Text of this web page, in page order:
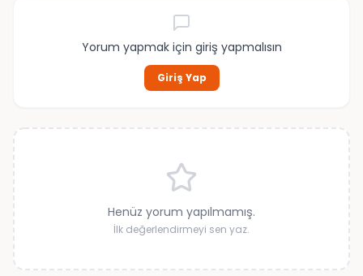
Yorum yapmak için giriş yapmalısın
Giriş Yap
Henüz yorum yapılmamış.
İlk değerlendirmeyi sen yaz.